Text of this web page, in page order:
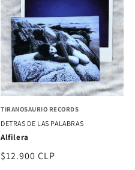
TIRANOSAURIO RECORDS
DETRAS DE LAS PALABRAS
Alfilera
Precio
$12.900 CLP